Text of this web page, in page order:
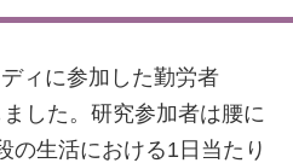
ィに参加した勤労者
した。研究参加者は腰に
の生活における1日当たり